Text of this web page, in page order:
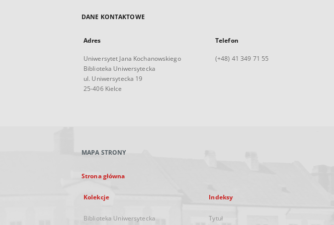
DANE KONTAKTOWE
Adres
Uniwersytet Jana Kochanowskiego
Biblioteka Uniwersytecka
ul. Uniwersytecka 19
25-406 Kielce
Telefon
(+48) 41 349 71 55
MAPA STRONY
Strona główna
Kolekcje
Biblioteka Uniwersytecka
Indeksy
Tytuł